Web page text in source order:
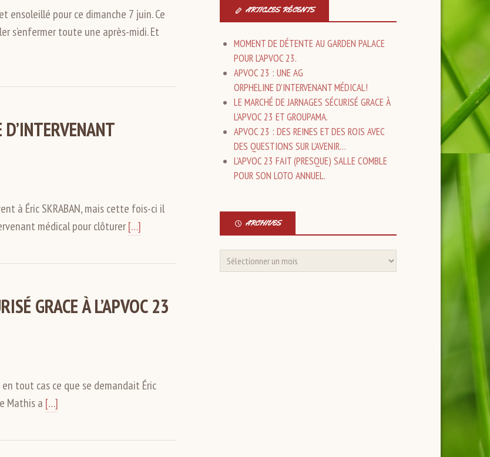
pour ce dimanche 7 juin. Ce
s’enfermer toute une après-midi. Et
à Éric SKRABAN, mais cette fois-ci il
médical pour clôturer[…]
GRACE À L’APVOC 23
tout cas ce que se demandait Éric
Mathis a […]
ARTICLES RÉCENTS
MOMENT DE DÉTENTE AU GARDEN PALACE
POUR L’APVOC 23.
APVOC 23 : UNE AG
ORPHELINE D’INTERVENANT MÉDICAL!
LE MARCHÉ DE JARNAGES SÉCURISÉ GRACE À
L’APVOC 23 ET GROUPAMA.
APVOC 23 : DES REINES ET DES ROIS AVEC
DES QUESTIONS SUR L’AVENIR…
L’APVOC 23 FAIT (PRESQUE) SALLE COMBLE
POUR SON LOTO ANNUEL.
ARCHIVES